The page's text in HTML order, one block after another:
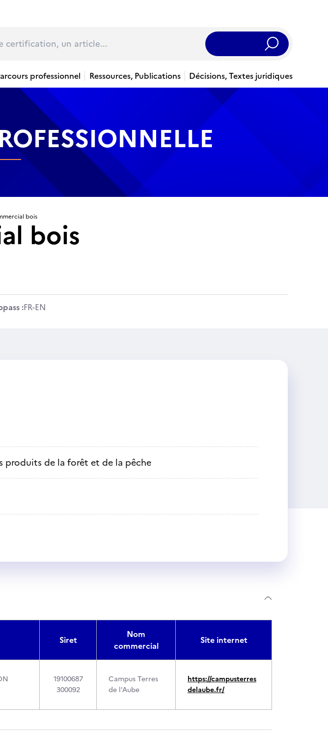
Rechercher
professionnel Ressources, Publications Décisions, Textes juridiques
bois
bois
:FR-EN
produits de la forêt et de la pêche
Siret
Nom
commercial
Site internet
19100687
300092
Campus Terres
de l'Aube
https://campusterres
delaube.fr/